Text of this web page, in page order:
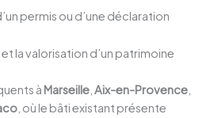
permis ou d’une déclaration
la valorisation d’un patrimoine
à Marseille Aix-en-Provence
, où le bâti existant présente